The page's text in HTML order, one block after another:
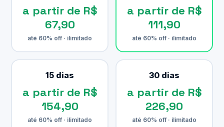
a partir de R$
67,90
até 60% off · ilimitado
a partir de R$
111,90
até 60% off · ilimitado
15 dias
a partir de R$
154,90
até 60% off · ilimitado
30 dias
a partir de R$
226,90
até 60% off · ilimitado